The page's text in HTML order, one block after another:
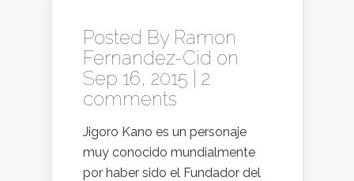
Posted By Ramon
Fernandez-Cid on
Sep 16, 2015 | 2
comments
Jigoro Kano es un personaje
muy conocido mundialmente
por haber sido el Fundador del